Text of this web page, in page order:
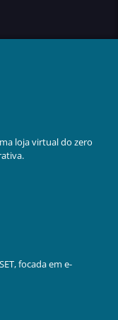
loja virtual do zero
focada em e-